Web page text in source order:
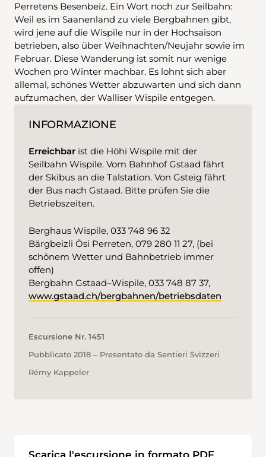
Perretens Besenbeiz. Ein Wort noch zur Seilbahn:
Weil es im Saanenland zu viele Bergbahnen gibt,
wird jene auf die Wispile nur in der Hochsaison
betrieben, also über Weihnachten/Neujahr sowie im
Februar. Diese Wanderung ist somit nur wenige
Wochen pro Winter machbar. Es lohnt sich aber
allemal, schönes Wetter abzuwarten und sich dann
aufzumachen, der Walliser Wispile entgegen.
INFORMAZIONE
Erreichbar ist die Höhi Wispile mit der
Seilbahn Wispile. Vom Bahnhof Gstaad fährt
der Skibus an die Talstation. Von Gsteig fährt
der Bus nach Gstaad. Bitte prüfen Sie die
Betriebszeiten.
Berghaus Wispile, 033 748 96 32
Bärgbeizli Ösi Perreten, 079 280 11 27, (bei
schönem Wetter und Bahnbetrieb immer
offen)
Bergbahn Gstaad–Wispile, 033 748 87 37,
www.gstaad.ch/bergbahnen/betriebsdaten
Escursione Nr. 1451
Pubblicato 2018 ‒ Presentato da Sentieri Svizzeri
Rémy Kappeler